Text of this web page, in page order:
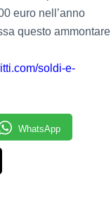
euro nell’anno
questo ammontare
soldi-e-
WhatsApp